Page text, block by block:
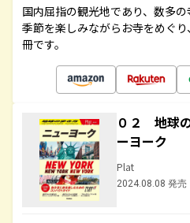
国内屈指の観光地であり、数多の
季節を楽しみながらお寺をめぐ
冊です。
０２ 地球
ーヨーク
Plat
2024.08.08 発売